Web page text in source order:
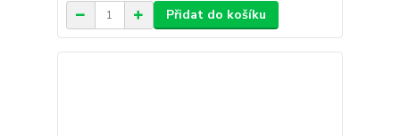
Přidat do košíku